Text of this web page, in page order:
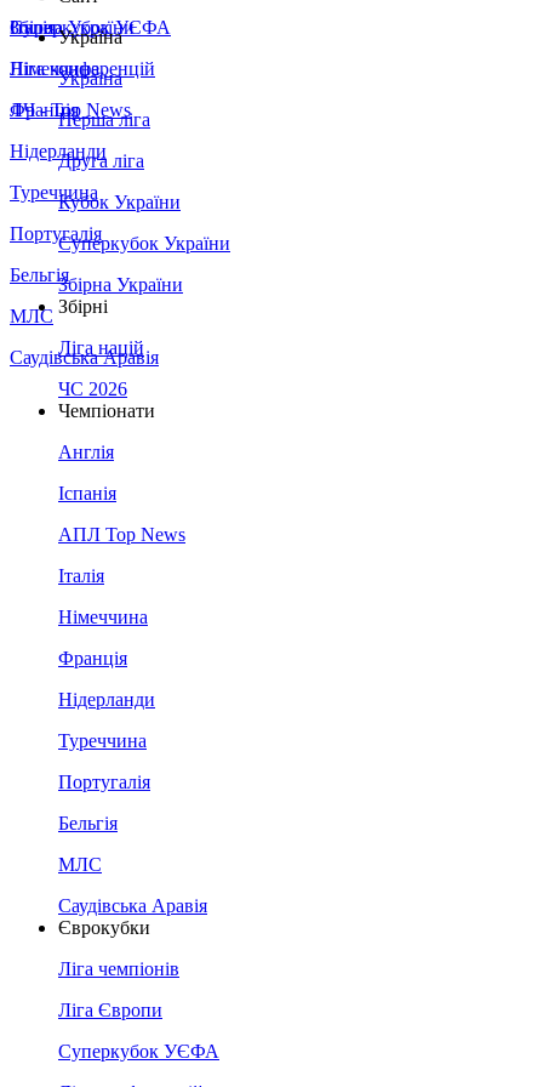
Збірна України
Італія
Німеччина
Франція
Нідерланди
Туреччина
Португалія
Бельгія
МЛС
Саудівська Аравія
Суперкубок УЄФА
Ліга конференцій
ЛЧ - Top News
Україна
Україна
Перша ліга
Друга ліга
Кубок України
Суперкубок України
Збірна України
Збірні
Ліга націй
ЧС 2026
Чемпіонати
Англія
Іспанія
АПЛ Top News
Італія
Німеччина
Франція
Нідерланди
Туреччина
Португалія
Бельгія
МЛС
Саудівська Аравія
Єврокубки
Ліга чемпіонів
Ліга Європи
Суперкубок УЄФА